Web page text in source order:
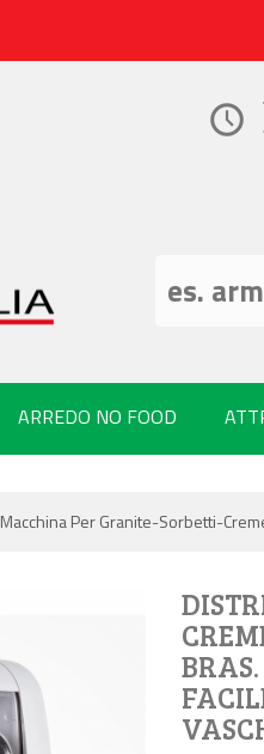
ARREDO NO FOOD
Macchina Per Granite-Sorbetti-